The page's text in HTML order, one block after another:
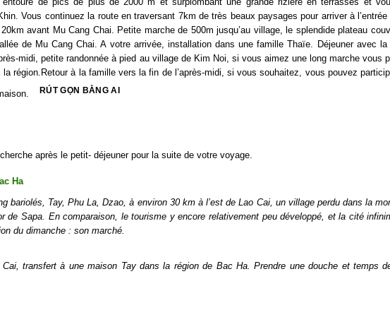
Vous continuez la route en traversant 7km de très beaux paysages pour arriver à l’entrée
avant Mu Cang Chai. Petite marche de 500m jusqu’au village, le splendide plateau
de Mu Cang Chai. A votre arrivée, installation dans une famille Thaïe. Déjeuner avec
midi, petite randonnée à pied au village de Kim Noi, si vous aimez une long marche vous
la région.Retour à la famille vers la fin de l’après-midi, si vous souhaitez, vous pouvez
RÚT GỌN BẰNG AI
après le petit- déjeuner pour la suite de votre voyage.
Ha
bariolés, Tay, Phu La, Dzao, à environ 30 km à l’est de Lao Cai, un village perdu dans la
de Sapa. En comparaison, le tourisme y encore relativement peu développé, et la cité
du dimanche : son marché.
transfert à une maison Tay dans la région de Bac Ha. Prendre une douche et temps